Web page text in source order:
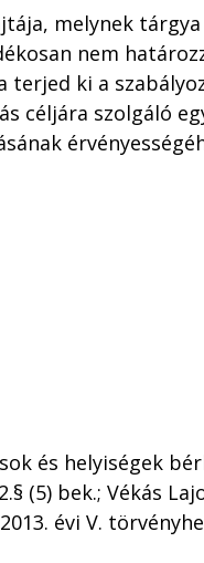
melynek
nem
terjed ki a
céljára szolgáló
és helyiségek
(5) bek.; Vékás
évi V.